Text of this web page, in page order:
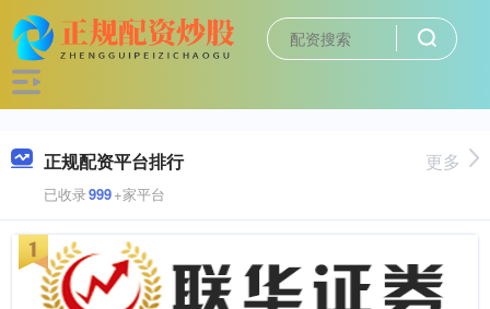
正规配资平台排行
已收录999+家平台
更多